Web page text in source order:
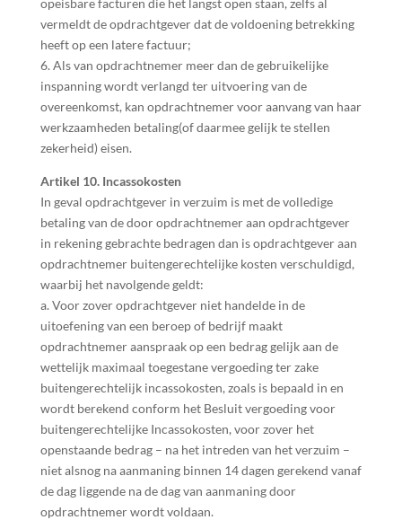
opeisbare facturen die het langst open staan, zelfs al
vermeldt de opdrachtgever dat de voldoening betrekking
heeft op een latere factuur;
6. Als van opdrachtnemer meer dan de gebruikelijke
inspanning wordt verlangd ter uitvoering van de
overeenkomst, kan opdrachtnemer voor aanvang van haar
werkzaamheden betaling(of daarmee gelijk te stellen
zekerheid) eisen.
Artikel 10. Incassokosten
In geval opdrachtgever in verzuim is met de volledige
betaling van de door opdrachtnemer aan opdrachtgever
in rekening gebrachte bedragen dan is opdrachtgever aan
opdrachtnemer buitengerechtelijke kosten verschuldigd,
waarbij het navolgende geldt:
a. Voor zover opdrachtgever niet handelde in de
uitoefening van een beroep of bedrijf maakt
opdrachtnemer aanspraak op een bedrag gelijk aan de
wettelijk maximaal toegestane vergoeding ter zake
buitengerechtelijk incassokosten, zoals is bepaald in en
wordt berekend conform het Besluit vergoeding voor
buitengerechtelijke Incassokosten, voor zover het
openstaande bedrag – na het intreden van het verzuim –
niet alsnog na aanmaning binnen 14 dagen gerekend vanaf
de dag liggende na de dag van aanmaning door
opdrachtnemer wordt voldaan.